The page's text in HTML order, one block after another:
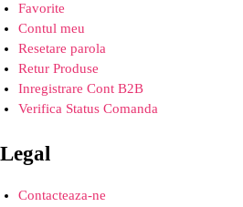
Favorite
Contul meu
Resetare parola
Retur Produse
Inregistrare Cont B2B
Verifica Status Comanda
Legal
Contacteaza-ne